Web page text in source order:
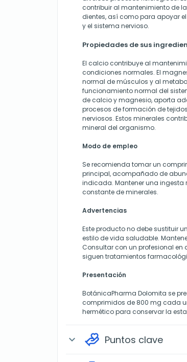
contribuir al mantenimiento de
dientes, así como para apoyar
y el sistema nervioso.
Propiedades de sus
El calcio contribuye al
condiciones normales. El
normal de músculos y al
funcionamiento normal del
de calcio y magnesio, aporta
procesos de formación de
nerviosos. Estos minerales
mineral del organismo.
Modo de empleo
Se recomienda tomar un
principal, acompañado de
indicada. Mantener una ingesta
constante de minerales.
Advertencias
Este producto no debe sustituir
estilo de vida saludable.
Consultar con un profesional
siguen tratamientos
Presentación
BotánicaPharma Dolomita se
comprimidos de 800 mg cada
hermético para conservar la
expand_more Puntos clave